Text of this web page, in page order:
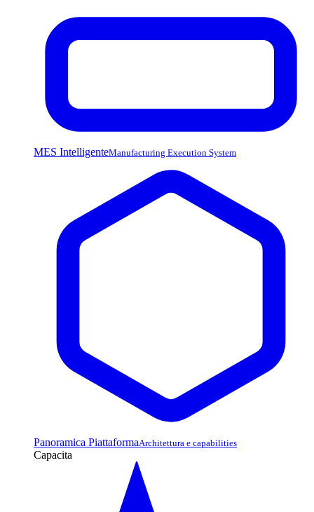
MES IntelligenteManufacturing Execution System
Panoramica PiattaformaArchitettura e capabilities
Capacita